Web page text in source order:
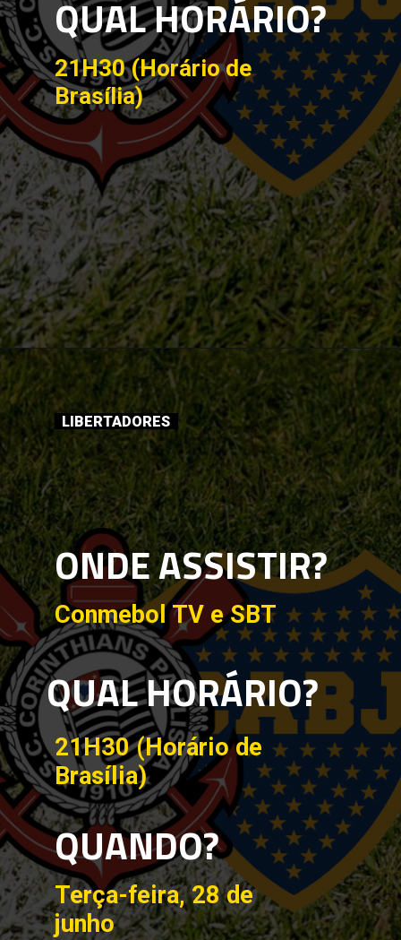
21H30 (Horário de
Brasília)
QUAL HORÁRIO?
LIBERTADORES
Conmebol TV e SBT
ONDE ASSISTIR?
21H30 (Horário de
Brasília)
QUAL HORÁRIO?
Terça-feira, 28 de
junho
QUANDO?